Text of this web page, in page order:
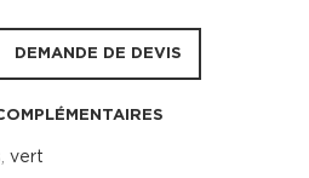
DEMANDE DE DEVIS
, vert